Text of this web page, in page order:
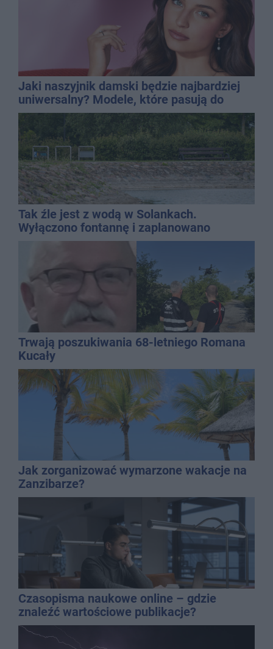
Jaki naszyjnik damski będzie najbardziej
uniwersalny? Modele, które pasują do
wielu stylizacji
Tak źle jest z wodą w Solankach.
Wyłączono fontannę i zaplanowano
dolewkę
Trwają poszukiwania 68-letniego Romana
Kucały
Jak zorganizować wymarzone wakacje na
Zanzibarze?
Czasopisma naukowe online – gdzie
znaleźć wartościowe publikacje?